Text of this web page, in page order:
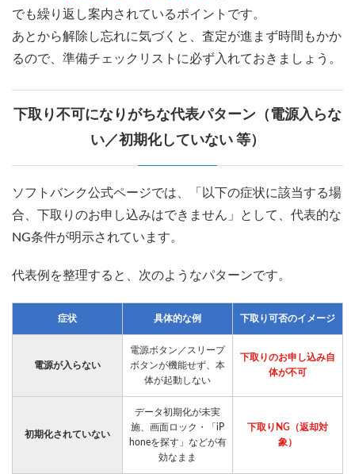
でも繰り返し案内されているポイントです。
あとから解除し忘れに気づくと、査定が進まず時間もかか
るので、準備チェックリストに必ず入れておきましょう。
下取り不可になりがちな代表パターン（電源入らな
い／初期化していない 等）
ソフトバンク公式ページでは、「以下の症状に該当する場
合、下取りのお申し込みはできません」として、代表的な
NG条件が明示されています。
代表例を整理すると、次のようなパターンです。
症状 具体的な例 下取り可否のイメージ
電源が入らない
電源ボタン／スリープ
ボタンが機能せず、本
体が起動しない
下取りのお申し込み自
体が不可
初期化されていない
データ初期化が未実
施、画面ロック・「iP
honeを探す」などが有
効なまま
下取りNG（返却対
象）